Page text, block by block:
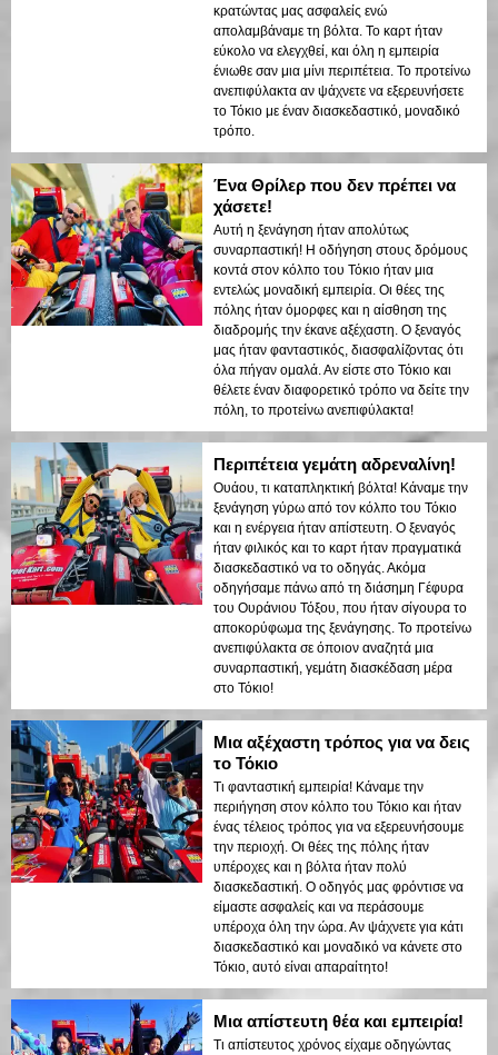
κρατώντας μας ασφαλείς ενώ
απολαμβάναμε τη βόλτα. Το καρτ ήταν
εύκολο να ελεγχθεί, και όλη η εμπειρία
ένιωθε σαν μια μίνι περιπέτεια. Το προτείνω
ανεπιφύλακτα αν ψάχνετε να εξερευνήσετε
το Τόκιο με έναν διασκεδαστικό, μοναδικό
τρόπο.
Ένα Θρίλερ που δεν πρέπει να
χάσετε!
Αυτή η ξενάγηση ήταν απολύτως
συναρπαστική! Η οδήγηση στους δρόμους
κοντά στον κόλπο του Τόκιο ήταν μια
εντελώς μοναδική εμπειρία. Οι θέες της
πόλης ήταν όμορφες και η αίσθηση της
διαδρομής την έκανε αξέχαστη. Ο ξεναγός
μας ήταν φανταστικός, διασφαλίζοντας ότι
όλα πήγαν ομαλά. Αν είστε στο Τόκιο και
θέλετε έναν διαφορετικό τρόπο να δείτε την
πόλη, το προτείνω ανεπιφύλακτα!
Περιπέτεια γεμάτη αδρεναλίνη!
Ουάου, τι καταπληκτική βόλτα! Κάναμε την
ξενάγηση γύρω από τον κόλπο του Τόκιο
και η ενέργεια ήταν απίστευτη. Ο ξεναγός
ήταν φιλικός και το καρτ ήταν πραγματικά
διασκεδαστικό να το οδηγάς. Ακόμα
οδηγήσαμε πάνω από τη διάσημη Γέφυρα
του Ουράνιου Τόξου, που ήταν σίγουρα το
αποκορύφωμα της ξενάγησης. Το προτείνω
ανεπιφύλακτα σε όποιον αναζητά μια
συναρπαστική, γεμάτη διασκέδαση μέρα
στο Τόκιο!
Μια αξέχαστη τρόπος για να δεις
το Τόκιο
Τι φανταστική εμπειρία! Κάναμε την
περιήγηση στον κόλπο του Τόκιο και ήταν
ένας τέλειος τρόπος για να εξερευνήσουμε
την περιοχή. Οι θέες της πόλης ήταν
υπέροχες και η βόλτα ήταν πολύ
διασκεδαστική. Ο οδηγός μας φρόντισε να
είμαστε ασφαλείς και να περάσουμε
υπέροχα όλη την ώρα. Αν ψάχνετε για κάτι
διασκεδαστικό και μοναδικό να κάνετε στο
Τόκιο, αυτό είναι απαραίτητο!
Μια απίστευτη θέα και εμπειρία!
Τι απίστευτος χρόνος είχαμε οδηγώντας